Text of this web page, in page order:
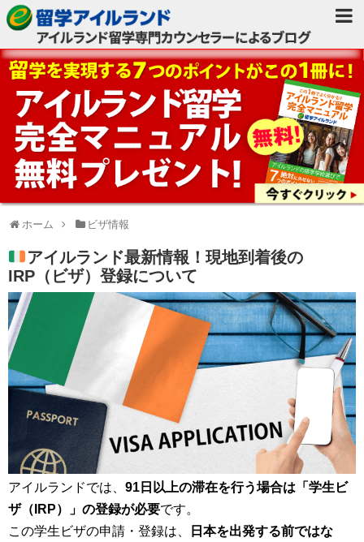
ホーム ビザ情報
アイルランド最新情報！現地到着後の
IRP（ビザ）登録について
アイルランドでは、 91日以上の滞在を行う場合は「学生ビ
ザ（IRP）」の登録が必要です。
この学生ビザの申請・登録は、
日本を出発する前ではな